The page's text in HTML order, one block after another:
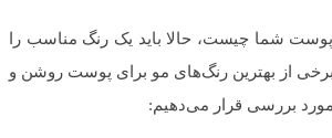
پوست شما چیست، حالا باید یک رنگ مناسب را
برخی از بهترین رنگ‌های مو برای پوست روشن و
بررسی قرار می‌دهیم: